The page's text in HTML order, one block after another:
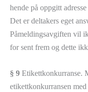
hende på oppgitt
Det er deltakers eget
Påmeldingsavgiften vil
for sent frem og dette
§ 9 Etikettkonkurranse.
etikettkonkurransen